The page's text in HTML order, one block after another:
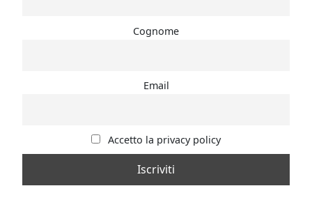
Cognome
Email
Accetto la privacy policy